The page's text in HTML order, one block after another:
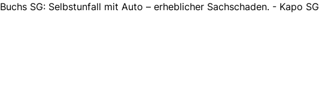
Buchs SG: Selbstunfall mit Auto – erheblicher Sachschaden. - Kapo SG